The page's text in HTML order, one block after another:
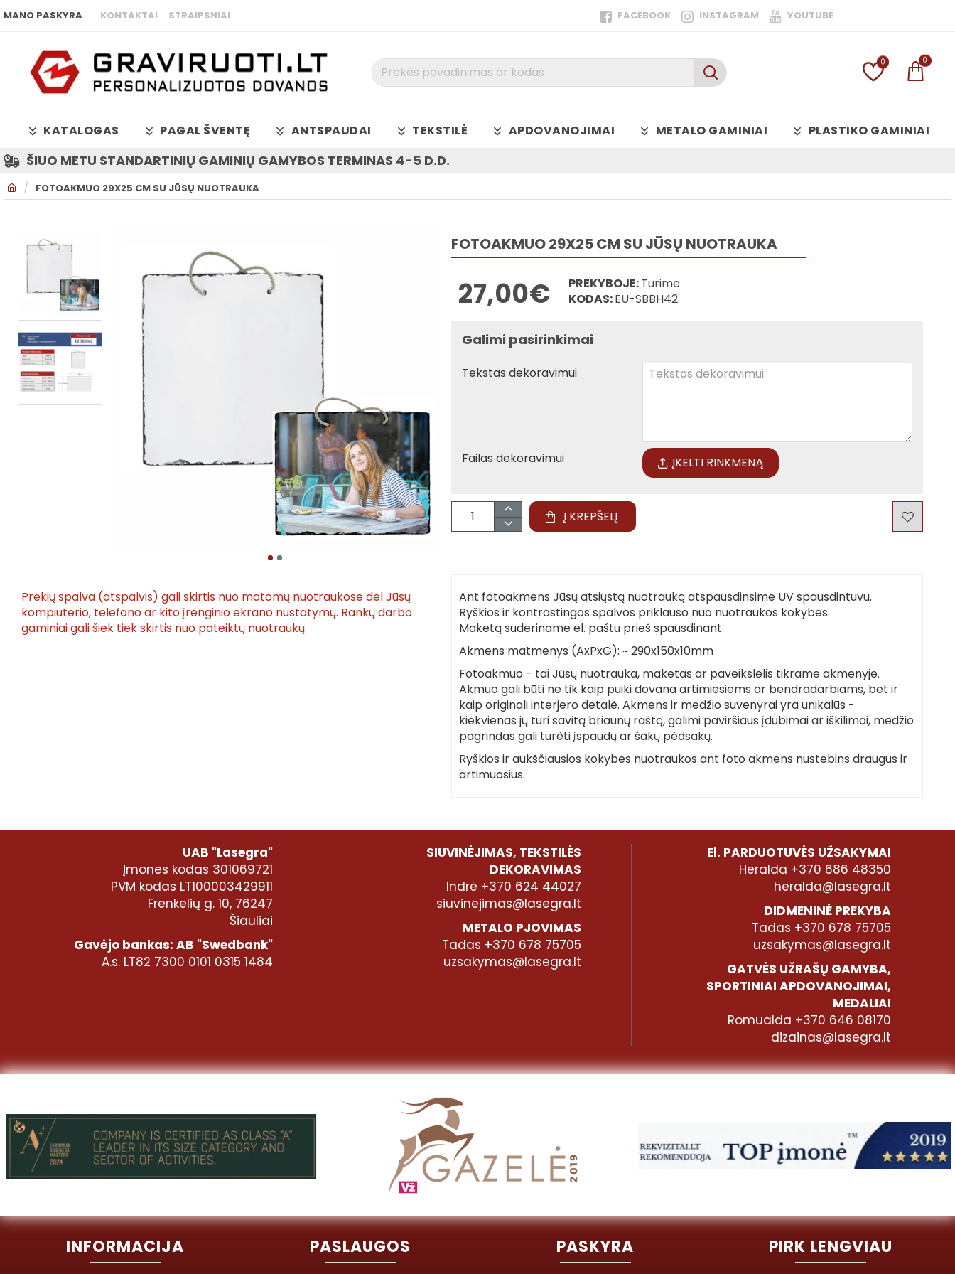
MANO PASKYRA KONTAKTAI STRAIPSNIAI FACEBOOK INSTAGRAM YOUTUBE
Prekės
kodas
0 0
KATALOGAS PAGAL ŠVENTĘ ANTSPAUDAI TEKSTILĖ APDOVANOJIMAI METALO GAMINIAI PLASTIKO GAMINIAI
O
FOTOAKMUO 29X25 CM SU JŪSŲ NUOTRAUKA
ŠIUO METU STANDARTINIŲ GAMINIŲ GAMYBOS TERMINAS 4-5 D.D.
Prekių spalva (atspalvis) gali skirtis nuo matomų nuotraukose dėl Jūsų
kompiuterio, telefono ar kito įrenginio ekrano nustatymų. Rankų darbo
gaminiai gali šiek tiek skirtis nuo pateiktų nuotraukų.
FOTOAKMUO 29X25 CM SU JŪSŲ NUOTRAUKA
27,00€ PREKYBOJE:Turime
KODAS:EU-SBBH42
Galimi pasirinkimai
Tekstas dekoravimui
Failas dekoravimui ĮKELTI RINKMENĄ
Į KREPŠELĮ
Ant fotoakmens Jūsų atsiųstą nuotrauką atspausdinsime UV spausdintuvu.
Ryškios ir kontrastingos spalvos priklauso nuo nuotraukos kokybės.
Maketą suderiname el. paštu prieš spausdinant.
Akmens matmenys (AxPxG): ~ 290x150x10mm
Fotoakmuo - tai Jūsų nuotrauka, maketas ar paveikslėlis tikrame akmenyje.
Akmuo gali būti ne tik kaip puiki dovana artimiesiems ar bendradarbiams, bet ir
kaip originali interjero detalė. Akmens ir medžio suvenyrai yra unikalūs -
kiekvienas jų turi savitą briaunų raštą, galimi paviršiaus įdubimai ar iškilimai, medžio
pagrindas gali turėti įspaudų ar šakų pėdsakų.
Ryškios ir aukščiausios kokybės nuotraukos ant foto akmens nustebins draugus ir
artimuosius.
UAB "Lasegra"
Įmonės kodas 301069721
PVM kodas LT100003429911
Frenkelių g. 10, 76247
Šiauliai
Gavėjo bankas: AB "Swedbank"
A.s. LT82 7300 0101 0315 1484
SIUVINĖJIMAS, TEKSTILĖS
DEKORAVIMAS
Indrė +370 624 44027
siuvinejimas@lasegra.lt
METALO PJOVIMAS
Tadas +370 678 75705
uzsakymas@lasegra.lt
El. PARDUOTUVĖS UŽSAKYMAI
Heralda +370 686 48350
heralda@lasegra.lt
DIDMENINĖ PREKYBA
Tadas +370 678 75705
uzsakymas@lasegra.lt
GATVĖS UŽRAŠŲ GAMYBA,
SPORTINIAI APDOVANOJIMAI,
MEDALIAI
Romualda +370 646 08170
dizainas@lasegra.lt
INFORMACIJA PASLAUGOS PASKYRA PIRK LENGVIAU